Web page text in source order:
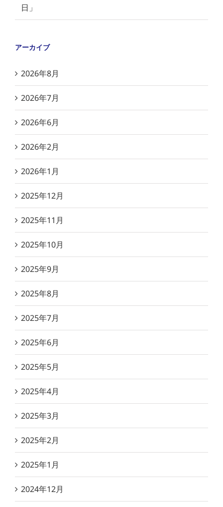
日」
アーカイブ
2026年8月
2026年7月
2026年6月
2026年2月
2026年1月
2025年12月
2025年11月
2025年10月
2025年9月
2025年8月
2025年7月
2025年6月
2025年5月
2025年4月
2025年3月
2025年2月
2025年1月
2024年12月